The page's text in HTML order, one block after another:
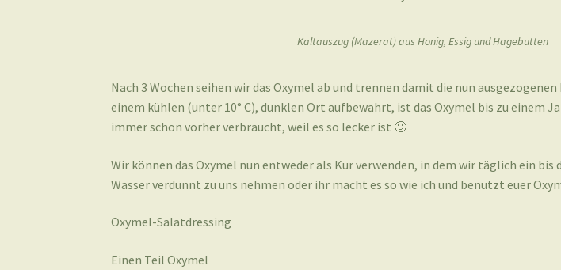
Kaltauszug (Mazerat) aus Honig, Essig und Hagebutten
Nach 3 Wochen seihen wir das Oxymel ab und trennen damit die nun
einem kühlen (unter 10° C), dunklen Ort aufbewahrt, ist das Oxymel bis zu einem
immer schon vorher verbraucht, weil es so lecker ist 🙂
Wir können das Oxymel nun entweder als Kur verwenden, in dem wir täglich ein
Wasser verdünnt zu uns nehmen oder ihr macht es so wie ich und benutzt euer
Oxymel-Salatdressing
Einen Teil Oxymel